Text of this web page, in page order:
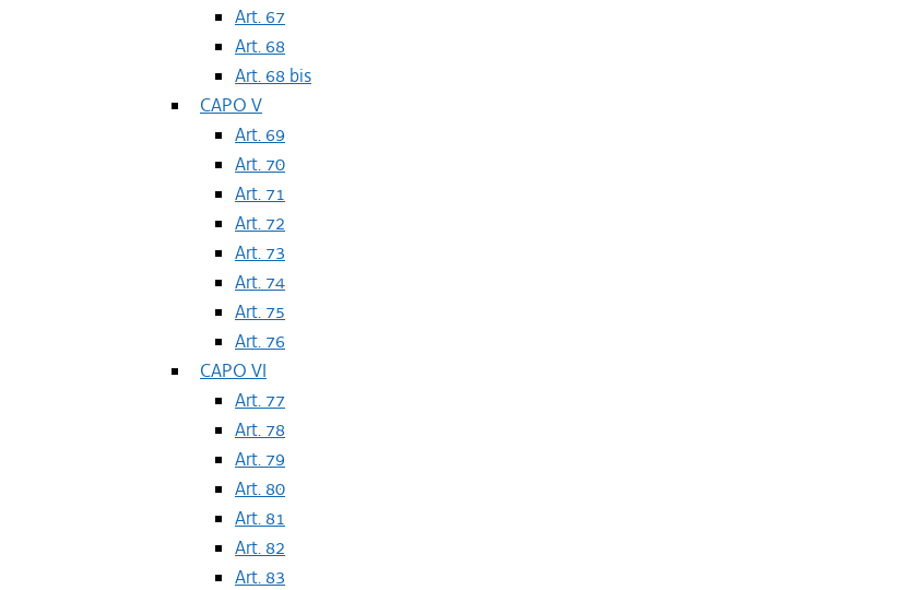
Art. 67
Art. 68
Art. 68 bis
CAPO V
Art. 69
Art. 70
Art. 71
Art. 72
Art. 73
Art. 74
Art. 75
Art. 76
CAPO VI
Art. 77
Art. 78
Art. 79
Art. 80
Art. 81
Art. 82
Art. 83